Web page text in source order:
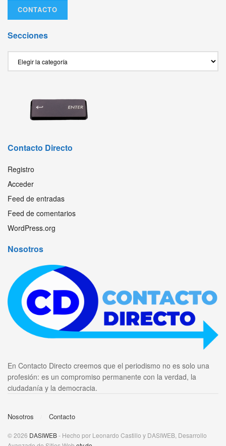
CONTACTO
Secciones
Contacto Directo
Registro
Acceder
Feed de entradas
Feed de comentarios
WordPress.org
Nosotros
En Contacto Directo creemos que el periodismo no es solo una
profesión: es un compromiso permanente con la verdad, la
ciudadanía y la democracia.
Nosotros Contacto
© 2026 DASIWEB- Hecho por Leonardo Castillo y DASIWEB, Desarrollo